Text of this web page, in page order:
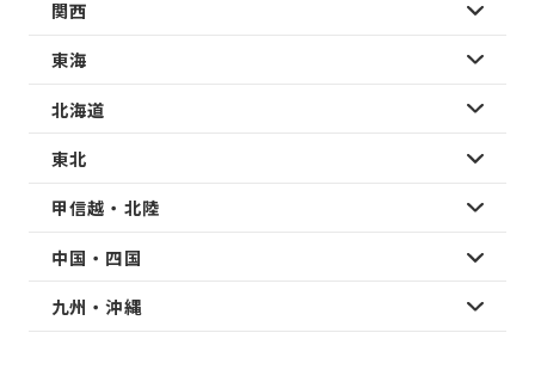
関西
東海
北海道
東北
甲信越・北陸
中国・四国
九州・沖縄